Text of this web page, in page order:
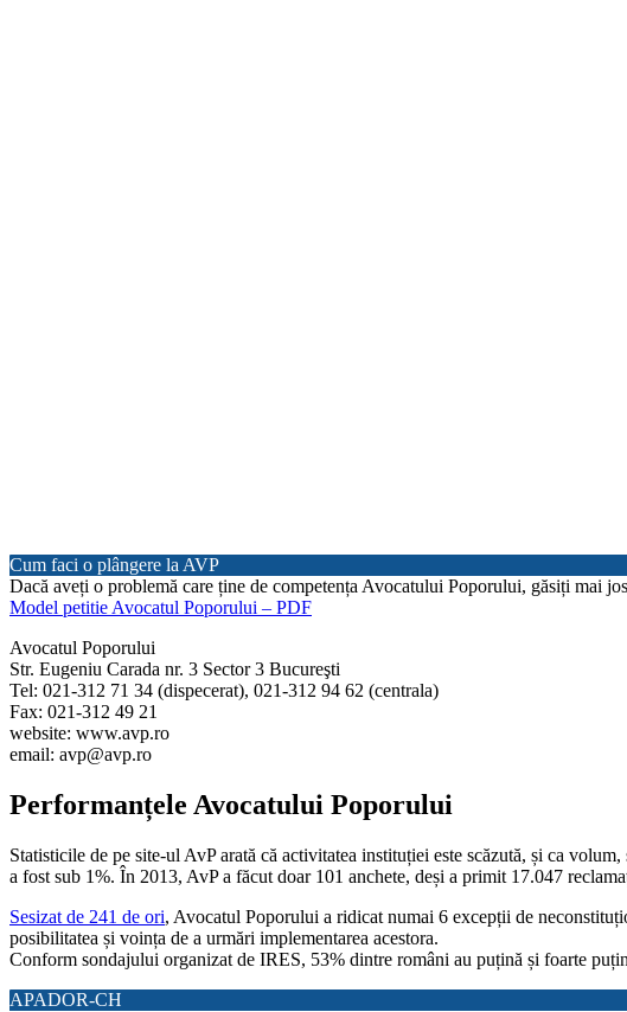
Cum faci o plângere la AVP
Dacă aveți o problemă care ține de competența Avocatului Poporului, găsiți mai
Model petitie Avocatul Poporului – PDF
Avocatul Poporului
Str. Eugeniu Carada nr. 3 Sector 3 Bucureşti
Tel: 021-312 71 34 (dispecerat), 021-312 94 62 (centrala)
Fax: 021-312 49 21
website: www.avp.ro
email: avp@avp.ro
Performanțele Avocatului Poporului
Statisticile de pe site-ul AvP arată că activitatea instituției este scăzută, și ca
a fost sub 1%. În 2013, AvP a făcut doar 101 anchete, deși a primit 17.047
Sesizat de 241 de ori, Avocatul Poporului a ridicat numai 6 excepții de
posibilitatea și voința de a urmări implementarea acestora.
Conform sondajului organizat de IRES, 53% dintre români au puțină și foarte
APADOR-CH